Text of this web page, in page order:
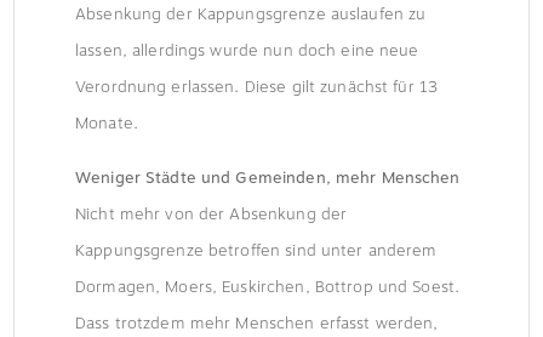
Absenkung der Kappungsgrenze auslaufen zu
lassen, allerdings wurde nun doch eine neue
Verordnung erlassen. Diese gilt zunächst für 13
Monate.
Weniger Städte und Gemeinden, mehr Menschen
Nicht mehr von der Absenkung der
Kappungsgrenze betroffen sind unter anderem
Dormagen, Moers, Euskirchen, Bottrop und Soest.
Dass trotzdem mehr Menschen erfasst werden,